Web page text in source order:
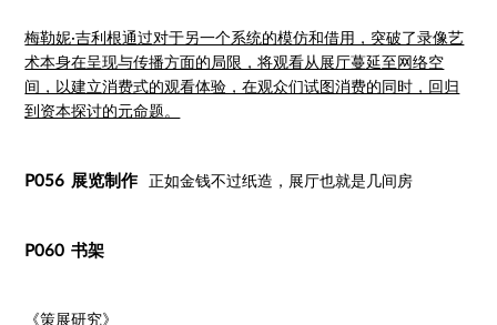
梅勒妮·吉利根通过对于另一个系统的模仿和借用，突破了录像艺
术本身在呈现与传播方面的局限，将观看从展厅蔓延至网络空
间，以建立消费式的观看体验，在观众们试图消费的同时，回归
到资本探讨的元命题。
P056 展览制作 正如金钱不过纸造，展厅也就是几间房
P060 书架
《策展研究》